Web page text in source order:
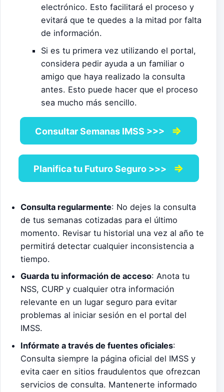
electrónico. Esto facilitará el proceso y
evitará que te quedes a la mitad por falta
de información.
Si es tu primera vez utilizando el portal,
considera pedir ayuda a un familiar o
amigo que haya realizado la consulta
antes. Esto puede hacer que el proceso
sea mucho más sencillo.
Consultar Semanas IMSS >>> ⇒
Planifica tu Futuro Seguro >>> ⇒
Consulta regularmente: No dejes la consulta
de tus semanas cotizadas para el último
momento. Revisar tu historial una vez al año te
permitirá detectar cualquier inconsistencia a
tiempo.
Guarda tu información de acceso: Anota tu
NSS, CURP y cualquier otra información
relevante en un lugar seguro para evitar
problemas al iniciar sesión en el portal del
IMSS.
Infórmate a través de fuentes oficiales:
Consulta siempre la página oficial del IMSS y
evita caer en sitios fraudulentos que ofrezcan
servicios de consulta. Mantenerte informado